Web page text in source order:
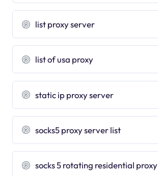
list proxy server
list of usa proxy
static ip proxy server
socks5 proxy server list
socks 5 rotating residential proxy